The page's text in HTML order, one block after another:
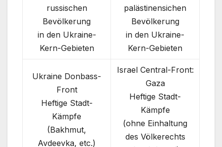
russischen
Bevölkerung
in den Ukraine-
Kern-Gebieten
palästinensichen
Bevölkerung
in den Ukraine-
Kern-Gebieten
Ukraine Donbass-
Front
Heftige Stadt-
Kämpfe
(Bakhmut,
Avdeevka, etc.)
Israel Central-Front:
Gaza
Heftige Stadt-
Kämpfe
(ohne Einhaltung
des Völkerechts